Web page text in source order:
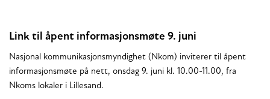
Link til åpent informasjonsmøte 9. juni
Nasjonal kommunikasjonsmyndighet (Nkom) inviterer til åpent
informasjonsmøte på nett, onsdag 9. juni kl. 10.00-11.00, fra
Nkoms lokaler i Lillesand.